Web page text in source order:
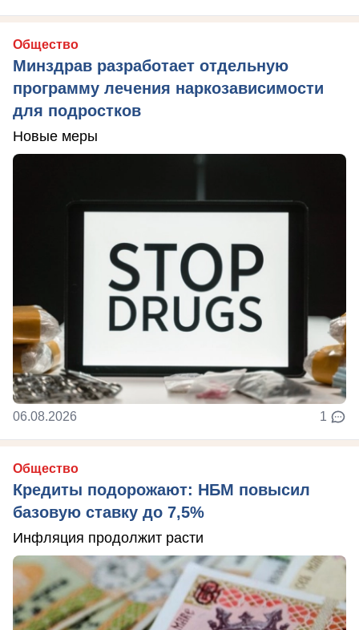
Общество
Минздрав разработает отдельную
программу лечения наркозависимости
для подростков
Новые меры
06.08.2026 1
Общество
Кредиты подорожают: НБМ повысил
базовую ставку до 7,5%
Инфляция продолжит расти